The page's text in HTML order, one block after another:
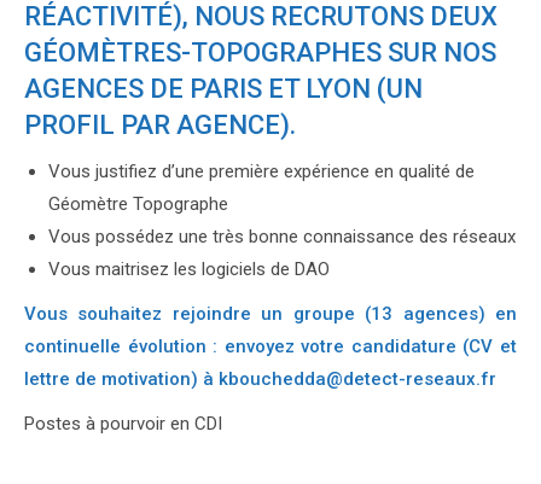
RÉACTIVITÉ), NOUS RECRUTONS DEUX
GÉOMÈTRES-TOPOGRAPHES SUR NOS
AGENCES DE PARIS ET LYON (UN
PROFIL PAR AGENCE).
Vous justifiez d’une première expérience en qualité de
Géomètre Topographe
Vous possédez une très bonne connaissance des réseaux
Vous maitrisez les logiciels de DAO
Vous souhaitez rejoindre un groupe (13 agences) en
continuelle évolution : envoyez votre candidature (CV et
lettre de motivation) à kbouchedda@detect-reseaux.fr
Postes à pourvoir en CDI